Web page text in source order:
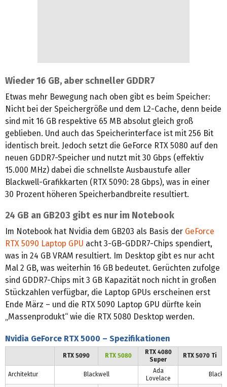
Wieder 16 GB, aber schneller GDDR7
Etwas mehr Bewegung nach oben gibt es beim Speicher:
Nicht bei der Speichergröße und dem L2-Cache, denn beide
sind mit 16 GB respektive 65 MB absolut gleich groß
geblieben. Und auch das Speicherinterface ist mit 256 Bit
identisch breit. Jedoch setzt die GeForce RTX 5080 auf den
neuen GDDR7-Speicher und nutzt mit 30 Gbps (effektiv
15.000 MHz) dabei die schnellste Ausbaustufe aller
Blackwell-Grafikkarten (RTX 5090: 28 Gbps), was in einer
30 Prozent höheren Speicherbandbreite resultiert.
24 GB an GB203 gibt es nur im Notebook
Im Notebook hat Nvidia dem GB203 als Basis der GeForce
RTX 5090 Laptop GPU acht 3-GB-GDDR7-Chips spendiert,
was in 24 GB VRAM resultiert. Im Desktop gibt es nur acht
Mal 2 GB, was weiterhin 16 GB bedeutet. Gerüchten zufolge
sind GDDR7-Chips mit 3 GB Kapazität noch nicht in großen
Stückzahlen verfügbar, die Laptop GPUs erscheinen erst
Ende März – und die RTX 5090 Laptop GPU dürfte kein
„Massenprodukt“ wie die RTX 5080 Desktop werden.
Nvidia GeForce RTX 5000 – Spezifikationen
RTX 5090 RTX 5080
RTX 4080
Super
RTX 5070 Ti
Architektur Blackwell
Ada
Lovelace